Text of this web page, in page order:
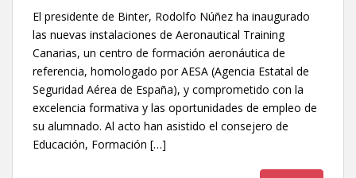
El presidente de Binter, Rodolfo Núñez ha inaugurado
las nuevas instalaciones de Aeronautical Training
Canarias, un centro de formación aeronáutica de
referencia, homologado por AESA (Agencia Estatal de
Seguridad Aérea de España), y comprometido con la
excelencia formativa y las oportunidades de empleo de
su alumnado. Al acto han asistido el consejero de
Educación, Formación […]